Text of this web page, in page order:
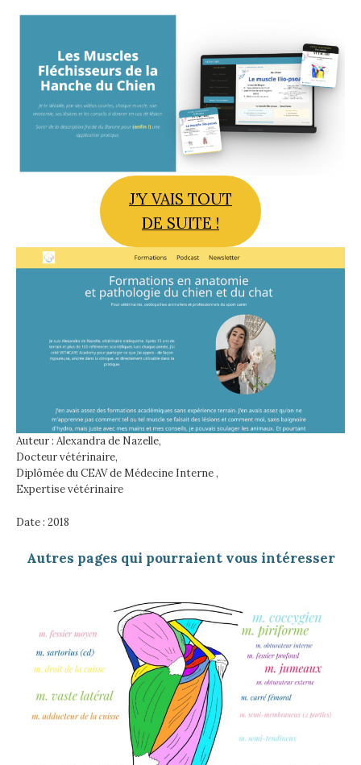
J’Y VAIS TOUT
DE SUITE !
Auteur : Alexandra de Nazelle,
Docteur vétérinaire,
Diplômée du CEAV de Médecine Interne ,
Expertise vétérinaire
Date : 2018
Autres pages qui pourraient vous intéresser